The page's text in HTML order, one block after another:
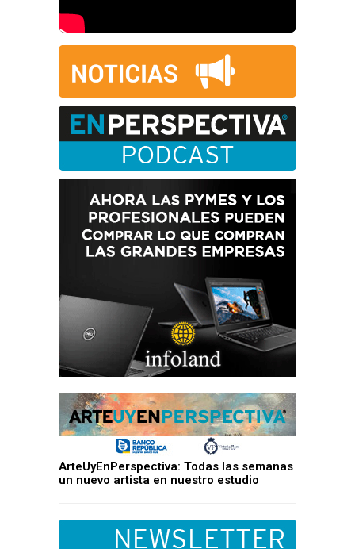
ArteUyEnPerspectiva: Todas las semanas
un nuevo artista en nuestro estudio